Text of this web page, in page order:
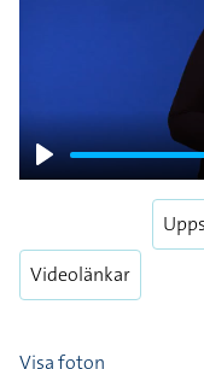
Play
Videolänkar
Visa foton